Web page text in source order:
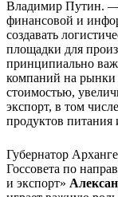
Владимир Путин. —
финансовой и
создавать
площадки для
принципиально
компаний на рынки
стоимостью,
экспорт, в том
продуктов питания
Губернатор
Госсовета по
и экспорт»